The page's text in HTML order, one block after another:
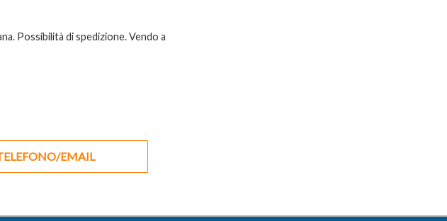
Possibilità di spedizione. Vendo a
EMAIL